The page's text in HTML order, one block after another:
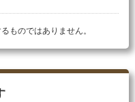
ものではありません。